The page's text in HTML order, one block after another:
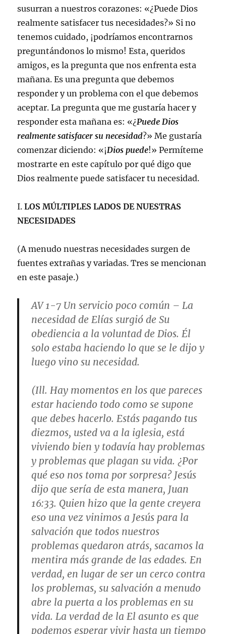
susurran a nuestros corazones: «¿Puede Dios
realmente satisfacer tus necesidades?» Si no
tenemos cuidado, ¡podríamos encontrarnos
preguntándonos lo mismo! Esta, queridos
amigos, es la pregunta que nos enfrenta esta
mañana. Es una pregunta que debemos
responder y un problema con el que debemos
aceptar. La pregunta que me gustaría hacer y
responder esta mañana es: «¿Puede Dios
realmente satisfacer su necesidad?» Me gustaría
comenzar diciendo: «¡Dios puede!» Permíteme
mostrarte en este capítulo por qué digo que
Dios realmente puede satisfacer tu necesidad.
I.LOS MÚLTIPLES LADOS DE NUESTRAS
NECESIDADES
(A menudo nuestras necesidades surgen de
fuentes extrañas y variadas. Tres se mencionan
en este pasaje.)
AV 1-7 Un servicio poco común – La
necesidad de Elías surgió de Su
obediencia a la voluntad de Dios. Él
solo estaba haciendo lo que se le dijo y
luego vino su necesidad.
(Ill. Hay momentos en los que pareces
estar haciendo todo como se supone
que debes hacerlo. Estás pagando tus
diezmos, usted va a la iglesia, está
viviendo bien y todavía hay problemas
y problemas que plagan su vida. ¿Por
qué eso nos toma por sorpresa? Jesús
dijo que sería de esta manera, Juan
16:33. Quien hizo que la gente creyera
eso una vez vinimos a Jesús para la
salvación que todos nuestros
problemas quedaron atrás, sacamos la
mentira más grande de las edades. En
verdad, en lugar de ser un cerco contra
los problemas, su salvación a menudo
abre la puerta a los problemas en su
vida. La verdad de la El asunto es que
podemos esperar vivir hasta un tiempo